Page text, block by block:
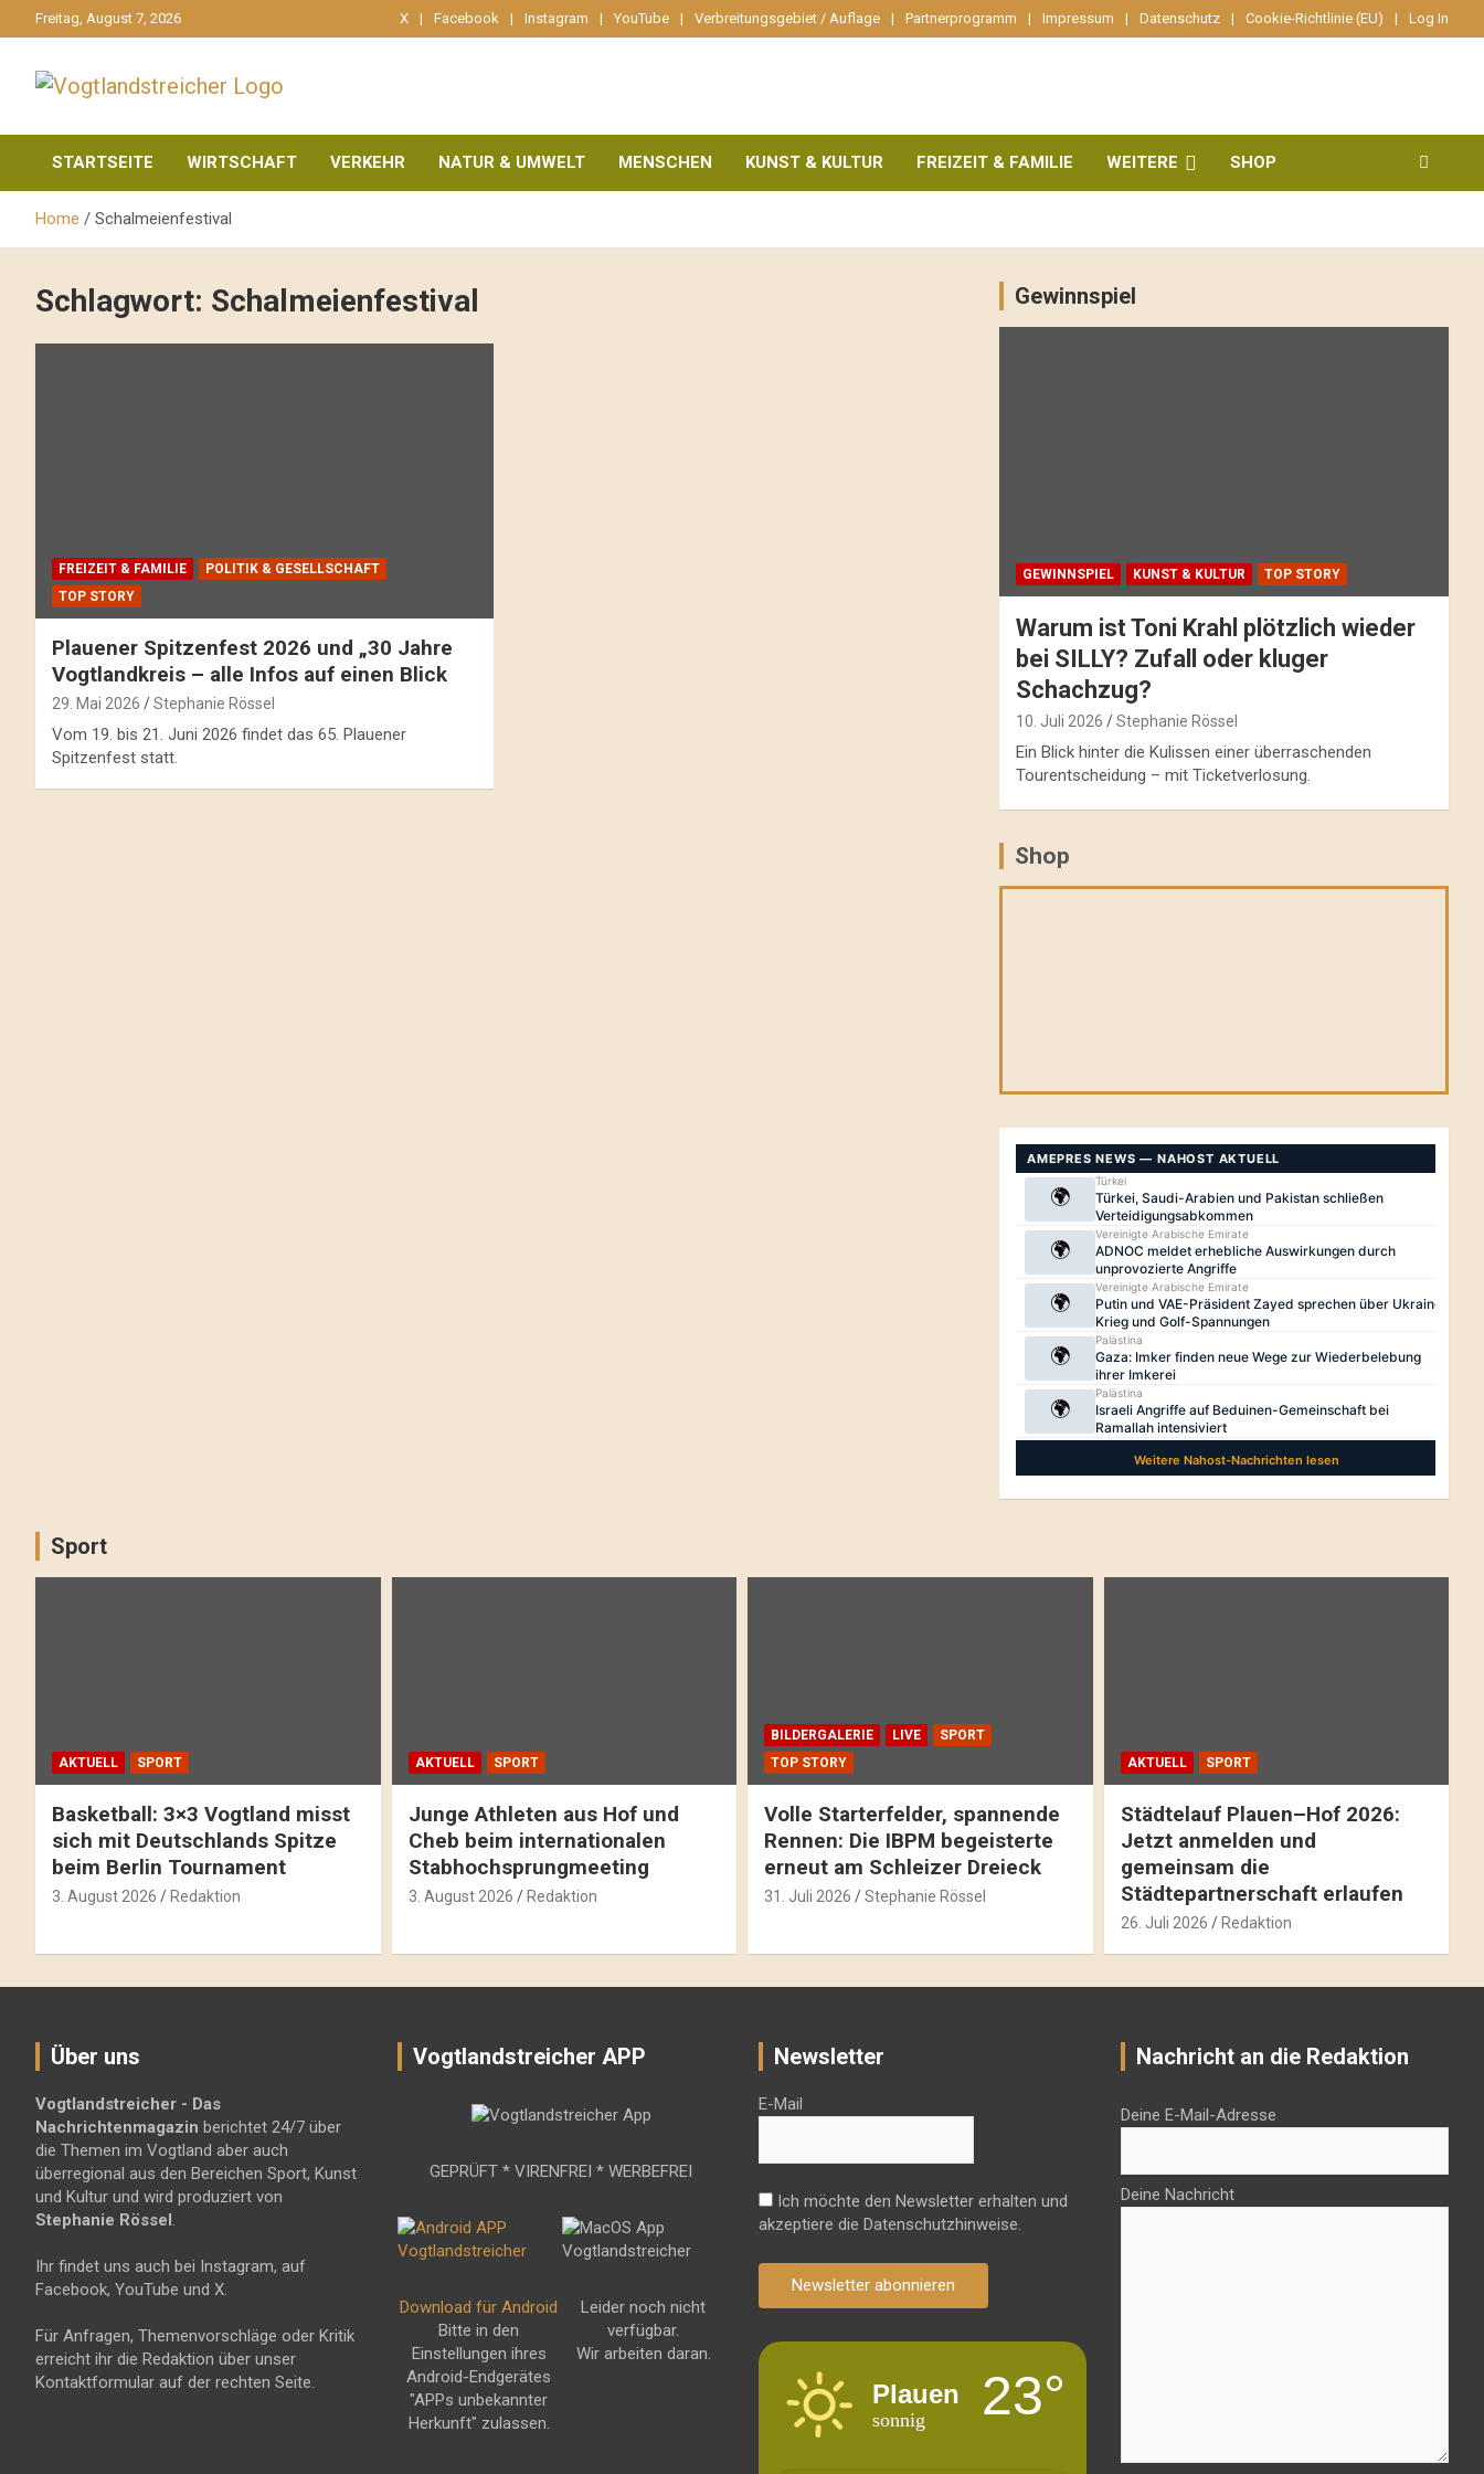
zum
Freitag, August 7, 2026 X Facebook Instagram YouTube Verbreitungsgebiet / Auflage Partnerprogramm Impressum Datenschutz Cookie-Richtlinie (EU) Log In
Vogtlandstreicher
STARTSEITE WIRTSCHAFT VERKEHR NATUR & UMWELT MENSCHEN KUNST & KULTUR FREIZEIT & FAMILIE WEITERE SHOP
Home Schalmeienfestival
Schlagwort: Schalmeienfestival
FREIZEIT & FAMILIE
POLITIK & GESELLSCHAFT
TOP STORY
Plauener Spitzenfest 2026 und „30 Jahre
Vogtlandkreis – alle Infos auf einen Blick
29. Mai 2026 Stephanie Rössel
Vom 19. bis 21. Juni 2026 findet das 65. Plauener
Spitzenfest statt.
Gewinnspiel
GEWINNSPIEL KUNST & KULTUR TOP STORY
Warum ist Toni Krahl plötzlich wieder
bei SILLY? Zufall oder kluger
Schachzug?
10. Juli 2026 Stephanie Rössel
Ein Blick hinter die Kulissen einer überraschenden
Tourentscheidung – mit Ticketverlosung.
Shop
Sport
AKTUELL SPORT
Basketball: 3×3 Vogtland misst
sich mit Deutschlands Spitze
beim Berlin Tournament
3. August 2026 Redaktion
AKTUELL SPORT
Junge Athleten aus Hof und
Cheb beim internationalen
Stabhochsprungmeeting
3. August 2026 Redaktion
BILDERGALERIE LIVE
SPORT
TOP STORY
Volle Starterfelder, spannende
Rennen: Die IBPM begeisterte
erneut am Schleizer Dreieck
31. Juli 2026 Stephanie Rössel
AKTUELL SPORT
Städtelauf Plauen–Hof 2026:
Jetzt anmelden und
gemeinsam die
Städtepartnerschaft erlaufen
26. Juli 2026 Redaktion
Über uns
Vogtlandstreicher - Das
Nachrichtenmagazin berichtet 24/7 über
die Themen im Vogtland aber auch
überregional aus den Bereichen Sport, Kunst
und Kultur und wird produziert von
Stephanie Rössel
Ihr findet uns auch bei Instagram, auf
Facebook, YouTube und X.
Für Anfragen, Themenvorschläge oder Kritik
erreicht ihr die Redaktion über unser
Kontaktformular auf der rechten Seite.
Vogtlandstreicher APP
GEPRÜFT * VIRENFREI * WERBEFREI
Download für Android
Bitte in den
Einstellungen ihres
Android-Endgerätes
"APPs unbekannter
Herkunft" zulassen.
Leider noch nicht
verfügbar.
Wir arbeiten daran.
Newsletter
E-Mail
Ich möchte den Newsletter erhalten und
akzeptiere die Datenschutzhinweise.
Newsletter abonnieren
Plauen
sonnig 23°
Nachricht an die Redaktion
Deine E-Mail-Adresse
Deine Nachricht